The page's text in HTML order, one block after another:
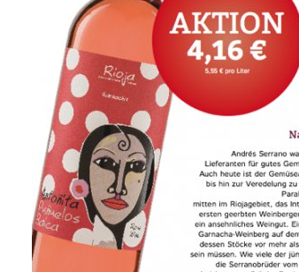
Verpackung
Hygieneartikel & Desinfektion